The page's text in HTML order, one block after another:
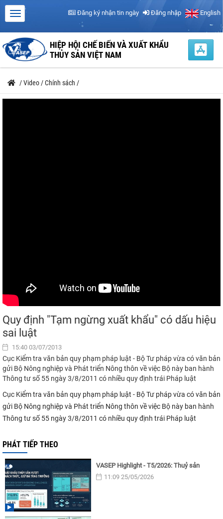
Đăng ký nhận tin ngày Đăng nhập English
HIỆP HỘI CHẾ BIẾN VÀ XUẤT KHẨU
THỦY SẢN VIỆT NAM
/Video /Chính sách /
Quy định "Tạm ngừng xuất khẩu" có dấu hiệu
sai luật
15:40 03/07/2013
Cục Kiểm tra văn bản quy phạm pháp luật - Bộ Tư pháp vừa có văn bản
gửi Bộ Nông nghiệp và Phát triển Nông thôn về việc Bộ này ban hành
Thông tư số 55 ngày 3/8/2011 có nhiều quy định trái Pháp luật
Cục Kiểm tra văn bản quy phạm pháp luật - Bộ Tư pháp vừa có văn bản
gửi Bộ Nông nghiệp và Phát triển Nông thôn về việc Bộ này ban hành
Thông tư số 55 ngày 3/8/2011 có nhiều quy định trái Pháp luật
PHÁT TIẾP THEO
VASEP Highlight - T5/2026: Thuỷ sản
11:09 25/05/2026